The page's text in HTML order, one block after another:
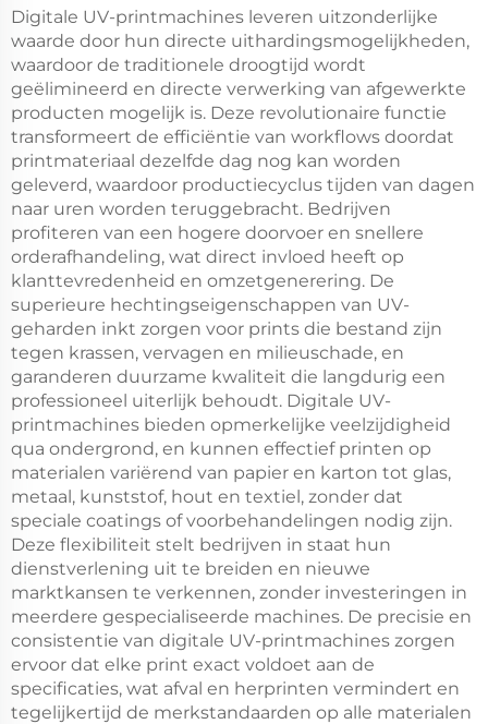
Kast Gesloten Lijm
Machine
Pu
Verdichtingsmachine
1500
Digitale UV-printmachines leveren uitzonderlijke
waarde door hun directe uithardingsmogelijkheden,
waardoor de traditionele droogtijd wordt
geëlimineerd en directe verwerking van afgewerkte
producten mogelijk is. Deze revolutionaire functie
transformeert de efficiëntie van workflows doordat
printmateriaal dezelfde dag nog kan worden
geleverd, waardoor productiecyclus tijden van dagen
naar uren worden teruggebracht. Bedrijven
profiteren van een hogere doorvoer en snellere
orderafhandeling, wat direct invloed heeft op
klanttevredenheid en omzetgenerering. De
superieure hechtingseigenschappen van UV-
geharden inkt zorgen voor prints die bestand zijn
tegen krassen, vervagen en milieuschade, en
garanderen duurzame kwaliteit die langdurig een
professioneel uiterlijk behoudt. Digitale UV-
printmachines bieden opmerkelijke veelzijdigheid
qua ondergrond, en kunnen effectief printen op
materialen variërend van papier en karton tot glas,
metaal, kunststof, hout en textiel, zonder dat
speciale coatings of voorbehandelingen nodig zijn.
Deze flexibiliteit stelt bedrijven in staat hun
dienstverlening uit te breiden en nieuwe
marktkansen te verkennen, zonder investeringen in
meerdere gespecialiseerde machines. De precisie en
consistentie van digitale UV-printmachines zorgen
ervoor dat elke print exact voldoet aan de
specificaties, wat afval en herprinten vermindert en
tegelijkertijd de merkstandaarden op alle materialen